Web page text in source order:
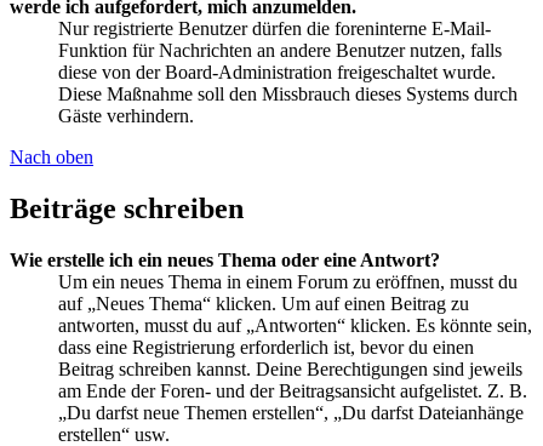
werde ich aufgefordert, mich anzumelden.
Nur registrierte Benutzer dürfen die foreninterne E-Mail-
Funktion für Nachrichten an andere Benutzer nutzen, falls
diese von der Board-Administration freigeschaltet wurde.
Diese Maßnahme soll den Missbrauch dieses Systems durch
Gäste verhindern.
Nach oben
Beiträge schreiben
Wie erstelle ich ein neues Thema oder eine Antwort?
Um ein neues Thema in einem Forum zu eröffnen, musst du
auf „Neues Thema“ klicken. Um auf einen Beitrag zu
antworten, musst du auf „Antworten“ klicken. Es könnte sein,
dass eine Registrierung erforderlich ist, bevor du einen
Beitrag schreiben kannst. Deine Berechtigungen sind jeweils
am Ende der Foren- und der Beitragsansicht aufgelistet. Z. B.
„Du darfst neue Themen erstellen“, „Du darfst Dateianhänge
erstellen“ usw.